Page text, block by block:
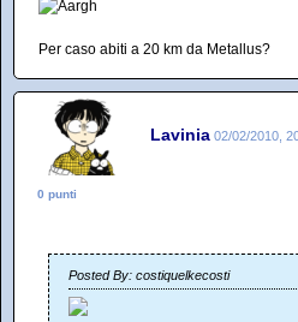
Per caso abiti a 20 km da Metallus?
Lavinia 02/02/2010,
0 punti
Posted By: costiquelkecosti